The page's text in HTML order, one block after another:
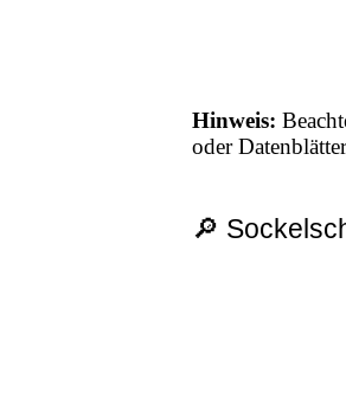
Hinweis:
oder
🔎